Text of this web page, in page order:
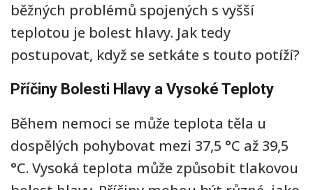
běžných problémů spojených s vyšší
teplotou je bolest hlavy. Jak tedy
postupovat, když se setkáte s touto potíží?
Příčiny Bolesti Hlavy a Vysoké Teploty
Během nemoci se může teplota těla u
dospělých pohybovat mezi 37,5 °C až 39,5
°C. Vysoká teplota může způsobit tlakovou